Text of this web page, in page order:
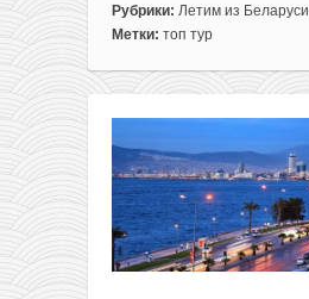
записи
Прямые
море
в
Турцию
за
100€
туда-
Рубрики: Летим из Беларуси
Метки: топ тур